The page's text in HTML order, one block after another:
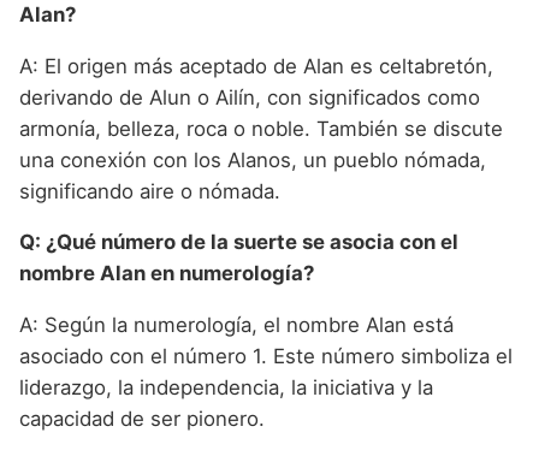
Alan?
A: El origen más aceptado de Alan es celtabretón,
derivando de Alun o Ailín, con significados como
armonía, belleza, roca o noble. También se discute
una conexión con los Alanos, un pueblo nómada,
significando aire o nómada.
Q: ¿Qué número de la suerte se asocia con el
nombre Alan en numerología?
A: Según la numerología, el nombre Alan está
asociado con el número 1. Este número simboliza el
liderazgo, la independencia, la iniciativa y la
capacidad de ser pionero.